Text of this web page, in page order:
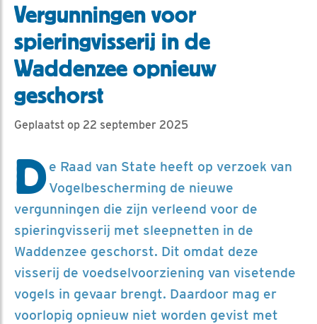
Vergunningen voor
spieringvisserij in de
Waddenzee opnieuw
geschorst
Geplaatst op 22 september 2025
De Raad van State heeft op verzoek van
Vogelbescherming de nieuwe
vergunningen die zijn verleend voor de
spieringvisserij met sleepnetten in de
Waddenzee geschorst. Dit omdat deze
visserij de voedselvoorziening van visetende
vogels in gevaar brengt. Daardoor mag er
voorlopig opnieuw niet worden gevist met